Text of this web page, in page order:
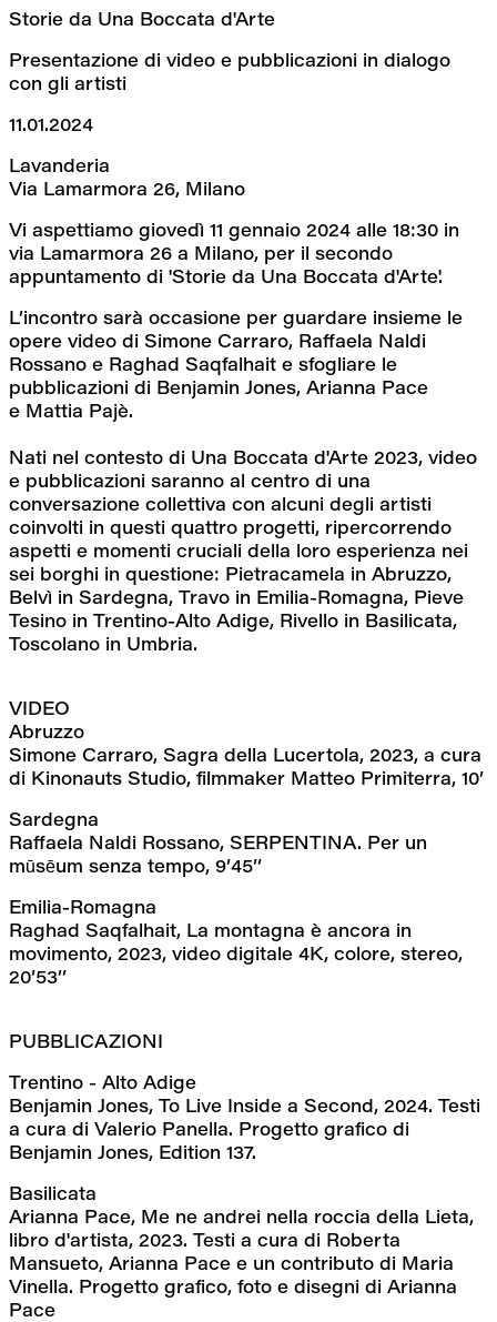
Storie da Una Boccata d'Arte
Presentazione di video e pubblicazioni in dialogo
con gli artisti
11.01.2024
Lavanderia
Via Lamarmora 26, Milano
Vi aspettiamo giovedì 11 gennaio 2024 alle 18:30 in
via Lamarmora 26 a Milano, per il secondo
appuntamento di 'Storie da Una Boccata d'Arte'.
L’incontro sarà occasione per guardare insieme le
opere video di Simone Carraro, Raffaela Naldi
Rossano e Raghad Saqfalhait e sfogliare le
pubblicazioni di Benjamin Jones, Arianna Pace
e Mattia Pajè.
Nati nel contesto di Una Boccata d'Arte 2023, video
e pubblicazioni saranno al centro di una
conversazione collettiva con alcuni degli artisti
coinvolti in questi quattro progetti, ripercorrendo
aspetti e momenti cruciali della loro esperienza nei
sei borghi in questione: Pietracamela in Abruzzo,
Belvì in Sardegna, Travo in Emilia-Romagna, Pieve
Tesino in Trentino-Alto Adige, Rivello in Basilicata,
Toscolano in Umbria.
VIDEO
Abruzzo
Simone Carraro, Sagra della Lucertola, 2023, a cura
di Kinonauts Studio, filmmaker Matteo Primiterra, 10’
Sardegna
Raffaela Naldi Rossano, SERPENTINA. Per un
mūsēum senza tempo, 9’45’’
Emilia-Romagna
Raghad Saqfalhait, La montagna è ancora in
movimento, 2023, video digitale 4K, colore, stereo,
20’53’’
PUBBLICAZIONI
Trentino - Alto Adige
Benjamin Jones, To Live Inside a Second, 2024. Testi
a cura di Valerio Panella. Progetto grafico di
Benjamin Jones, Edition 137.
Basilicata
Arianna Pace, Me ne andrei nella roccia della Lieta,
libro d'artista, 2023. Testi a cura di Roberta
Mansueto, Arianna Pace e un contributo di Maria
Vinella. Progetto grafico, foto e disegni di Arianna
Pace